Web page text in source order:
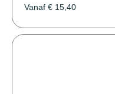
Vanaf € 15,40